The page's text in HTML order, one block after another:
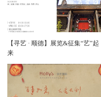
【寻艺 · 顺德】展览&征集“艺”起
来